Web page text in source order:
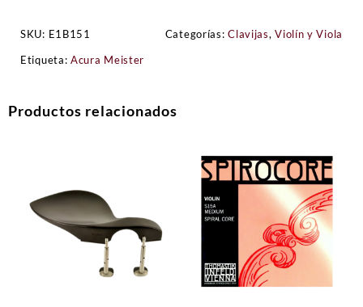
SKU: E1B151 Categorías:Clavijas,Violín y Viola
Etiqueta:Acura Meister
Productos relacionados